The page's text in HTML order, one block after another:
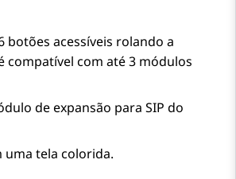
acessíveis rolando a
compatível com até 3 módulos
de expansão para SIP do
uma tela colorida.